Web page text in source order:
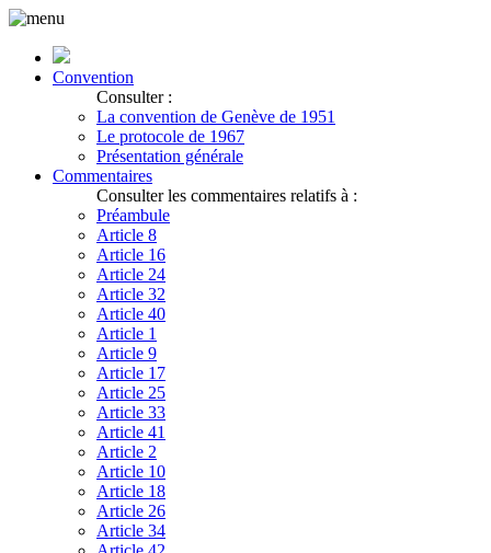
Convention
Consulter :
La convention de Genève de 1951
Le protocole de 1967
Présentation générale
Commentaires
Consulter les commentaires relatifs à :
Préambule
Article 8
Article 16
Article 24
Article 32
Article 40
Article 1
Article 9
Article 17
Article 25
Article 33
Article 41
Article 2
Article 10
Article 18
Article 26
Article 34